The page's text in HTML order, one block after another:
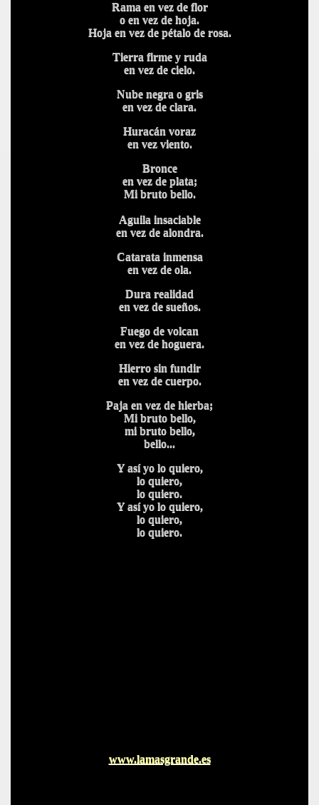
Rama en vez de flor
o en vez de hoja.
Hoja en vez de pétalo de rosa.
Tierra firme y ruda
en vez de cielo.
Nube negra o gris
en vez de clara.
Huracán voraz
en vez viento.
Bronce
en vez de plata;
Mi bruto bello.
Aguila insaciable
en vez de alondra.
Catarata inmensa
en vez de ola.
Dura realidad
en vez de sueños.
Fuego de volcan
en vez de hoguera.
Hierro sin fundir
en vez de cuerpo.
Paja en vez de hierba;
Mi bruto bello,
mi bruto bello,
bello...
Y así yo lo quiero,
lo quiero,
lo quiero.
Y así yo lo quiero,
lo quiero,
lo quiero.
www.lamasgrande.es